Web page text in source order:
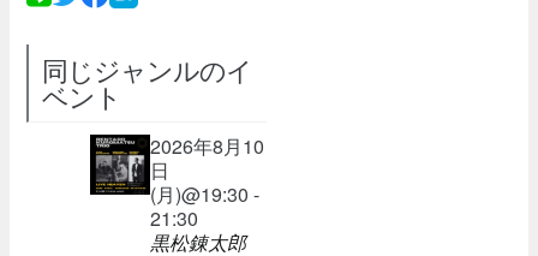
同じジャンルのイ
ベント
2026年8月10
日
(月)@19:30 -
21:30
黒松錬太郎